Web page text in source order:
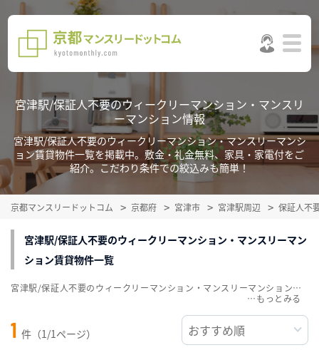
宮津駅/保証人不要のウィークリーマンション・マンスリ
ーマンション情報
宮津駅/保証人不要のウィークリーマンション・マンスリーマンシ
ョン賃貸物件一覧を掲載中。敷金・礼金無料、家具・家電付をご
紹介。こだわり条件での絞込みも簡単！
京都マンスリードットコム 京都府 宮津市 宮津駅周辺 保証人不
宮津駅/保証人不要のウィークリーマンション・マンスリーマン
ション賃貸物件一覧
1 件（1/1ページ）
宮津駅/保証人不要のウィークリーマンション・マンスリーマンション賃貸物件一覧を掲載中。敷金・礼金無料、家具・家電付をご紹介。こだわり条件での絞込みも簡単！
…